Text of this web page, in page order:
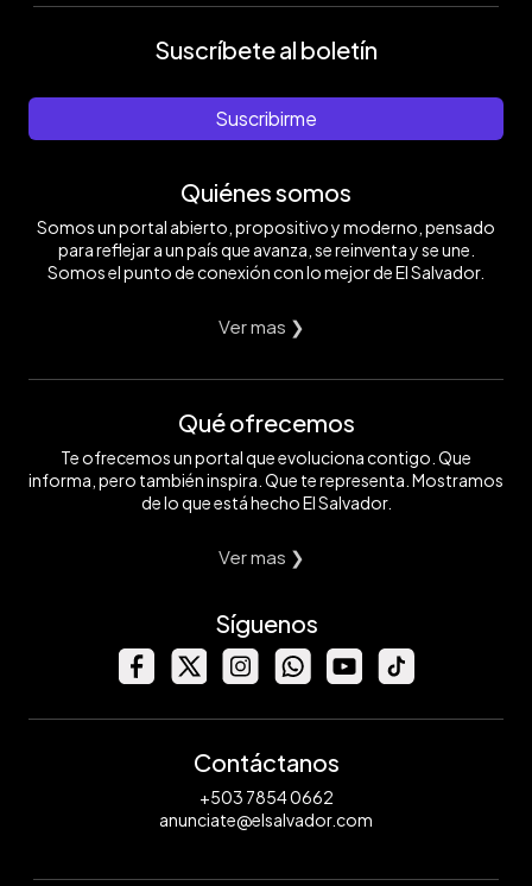
Suscríbete al boletín
Suscribirme
Quiénes somos
Somos un portal abierto, propositivo y moderno, pensado
para reflejar a un país que avanza, se reinventa y se une.
Somos el punto de conexión con lo mejor de El Salvador.
Ver mas ❯
Qué ofrecemos
Te ofrecemos un portal que evoluciona contigo. Que
informa, pero también inspira. Que te representa. Mostramos
de lo que está hecho El Salvador.
Ver mas ❯
Síguenos
Contáctanos
+503 7854 0662
anunciate@elsalvador.com